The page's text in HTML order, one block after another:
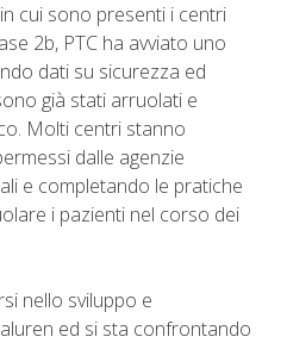
cui sono presenti i centri
2b, PTC ha avviato uno
dati su sicurezza ed
già stati arruolati e
Molti centri stanno
dalle agenzie
e completando le pratiche
i pazienti nel corso dei
nello sviluppo e
ed si sta confrontando